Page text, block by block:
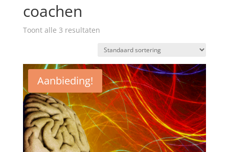
coachen
Toont alle 3 resultaten
Aanbieding!